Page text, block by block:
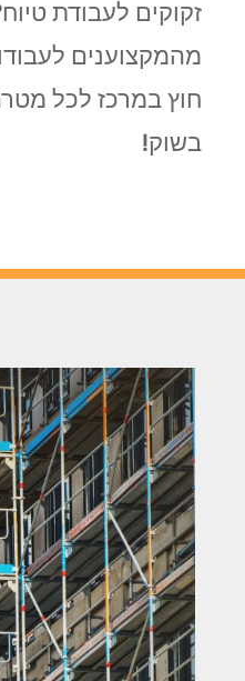
זקוקים לעבודת
מהמקצוענים
חוץ במרכז לכל
בשוק!